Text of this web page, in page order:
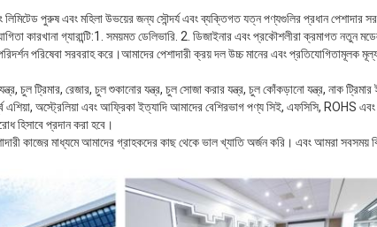
লিমিটেড পুরুষ এবং মহিলা উভয়ের জন্য সৌন্দর্য এবং ব্যক্তিগত যত্ন পণ্যগুলির প্রধান পেশাদার
কারখানা গ্যারান্টি:1. সময়মত ডেলিভারি. 2. ডিজাইনার এবং প্রকৌশলীরা ক্রমাগত নতুন
পরিষেবা সরবরাহ করে।আমাদের পেশাদারী ক্রয় দল উচ্চ মানের এবং প্রতিযোগিতামূলক
চুল ট্রিমার, রেজার, চুল শুকানোর যন্ত্র, চুল সোজা করার যন্ত্র, চুল কোঁকড়ানো যন্ত্র, নাক
এশিয়া, অস্ট্রেলিয়া এবং আফ্রিকা ইত্যাদি আমাদের বেশিরভাগ পণ্য সিই, এফসিসি,
হিসাবে প্রদান করা হবে।
কাজের মাধ্যমে আমাদের গ্রাহকদের কাছ থেকে ভাল খ্যাতি অর্জন করি। এবং আমরা সবসময়